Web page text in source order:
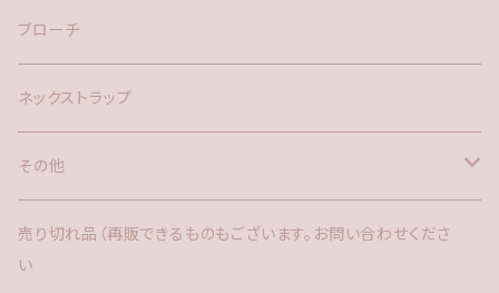
ブローチ
ネックストラップ
その他
バックチャーム
売り切れ品（再販できるものもございます。お問い合わせくださ
い